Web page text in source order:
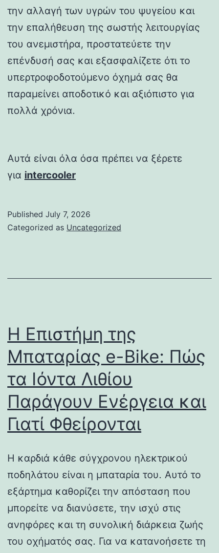
την αλλαγή των υγρών του ψυγείου και
την επαλήθευση της σωστής λειτουργίας
του ανεμιστήρα, προστατεύετε την
επένδυσή σας και εξασφαλίζετε ότι το
υπερτροφοδοτούμενο όχημά σας θα
παραμείνει αποδοτικό και αξιόπιστο για
πολλά χρόνια.
Αυτά είναι όλα όσα πρέπει να ξέρετε
για intercooler
Published July 7, 2026
Categorized as Uncategorized
Η Επιστήμη της
Μπαταρίας e-Bike: Πώς
τα Ιόντα Λιθίου
Παράγουν Ενέργεια και
Γιατί Φθείρονται
Η καρδιά κάθε σύγχρονου ηλεκτρικού
ποδηλάτου είναι η μπαταρία του. Αυτό το
εξάρτημα καθορίζει την απόσταση που
μπορείτε να διανύσετε, την ισχύ στις
ανηφόρες και τη συνολική διάρκεια ζωής
του οχήματός σας. Για να κατανοήσετε τη